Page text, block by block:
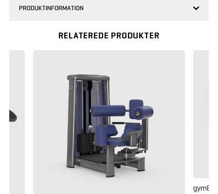
PRODUKTINFORMATION
RELATEREDE PRODUKTER
gym80